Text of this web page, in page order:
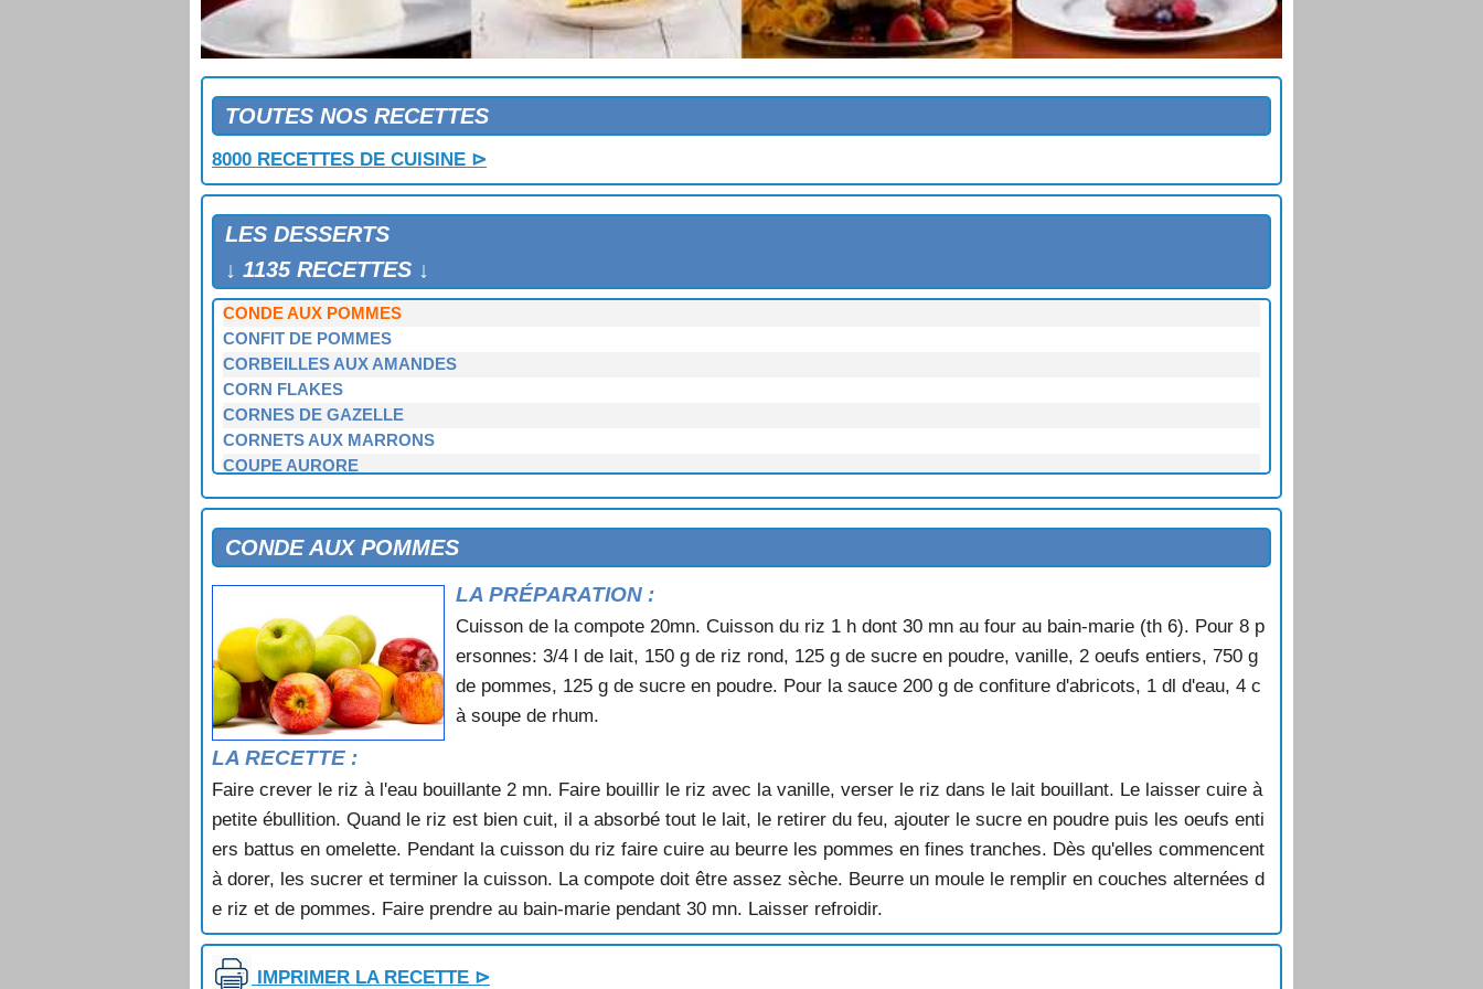
TOUTES NOS RECETTES
8000 RECETTES DE CUISINE ⊳
LES DESSERTS
↓ 1135 RECETTES ↓
COMPOTE D'ABRICOTS
COMPOTE D'ABRICOTS A LA CREOLE
COMPOTE D'AIRELLES
COMPOTE D'ARRIERE SAISON
COMPOTE DE PECHES AUX CASSIS
COMPOTE DE PECHES ROSEE
COMPOTE DE POIRES GRATINEE
COMPOTE DE PRUNES
COMPOTE DE QUETSCHES AU GINGEMBRE
COMPOTE DE RAISINS
COMPOTE DE RHUBARBE
CONDE AUX POMMES
CONFIT DE POMMES
CORBEILLES AUX AMANDES
CORN FLAKES
CORNES DE GAZELLE
CORNETS AUX MARRONS
COUPE AURORE
COUPE FRAMBOISEE
COUPE LIEGEOISE
COUPES BOURBON
COUPES D'AUTOMNE
COUPES DE BANANES MOUSSEUSES
COUPES DE RAISINS AU YAOURT
COUPES DE RHUBARBE
COUPES GLACEES AU RAISIN
COUPES ORANGE CITRON
COURONNE A LA CHANTILLY AU CHOCOLAT
COURONNE AMANDORANGE
COURONNE AMBREE AUX POMMES
COURONNE AU CHOCOLAT
COURONNE AU SUCRE CANDI
COURONNE DE RIZ AUX PRUNEAUX
COURONNE DE SEMOULE AUX POIRES
CONDE AUX POMMES
LA PRÉPARATION :
Cuisson de la compote 20mn. Cuisson du riz 1 h dont 30 mn au four au bain-marie (th 6). Pour 8 p
ersonnes: 3/4 l de lait, 150 g de riz rond, 125 g de sucre en poudre, vanille, 2 oeufs entiers, 750 g
de pommes, 125 g de sucre en poudre. Pour la sauce 200 g de confiture d'abricots, 1 dl d'eau, 4 c
à soupe de rhum.
LA RECETTE :
Faire crever le riz à l'eau bouillante 2 mn. Faire bouillir le riz avec la vanille, verser le riz dans le lait bouillant. Le laisser cuire à
petite ébullition. Quand le riz est bien cuit, il a absorbé tout le lait, le retirer du feu, ajouter le sucre en poudre puis les oeufs enti
ers battus en omelette. Pendant la cuisson du riz faire cuire au beurre les pommes en fines tranches. Dès qu'elles commencent
à dorer, les sucrer et terminer la cuisson. La compote doit être assez sèche. Beurre un moule le remplir en couches alternées d
e riz et de pommes. Faire prendre au bain-marie pendant 30 mn. Laisser refroidir.
IMPRIMER LA RECETTE ⊳